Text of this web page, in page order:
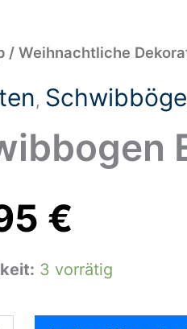
/Weihnachtliche
,
€
3 vorrätig